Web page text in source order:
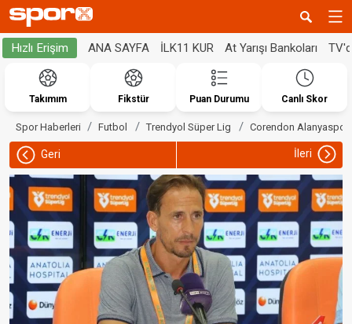
Hızlı Erişim ANA SAYFA İLK11 KUR At Yarışı Bankoları
Takımım Fikstür Puan Durumu Canlı Skor
Spor Haberleri Futbol Trendyol Süper Lig Corendon Alanyaspor
Geri İleri